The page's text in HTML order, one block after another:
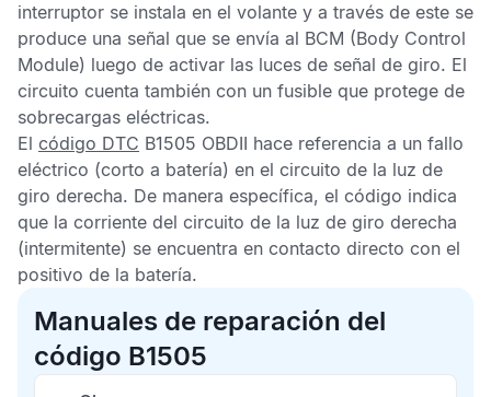
interruptor se instala en el volante y a través de este se
produce una señal que se envía al BCM (Body Control
Module) luego de activar las luces de señal de giro. El
circuito cuenta también con un fusible que protege de
sobrecargas eléctricas.
El código DTC B1505 OBDII hace referencia a un fallo
eléctrico (corto a batería) en el circuito de la luz de
giro derecha. De manera específica, el código indica
que la corriente del circuito de la luz de giro derecha
(intermitente) se encuentra en contacto directo con el
positivo de la batería.
Manuales de reparación del
código B1505